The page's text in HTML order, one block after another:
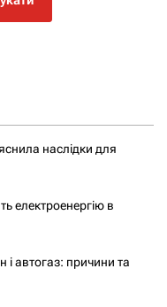
наслідки для
електроенергію в
і автогаз: причини та